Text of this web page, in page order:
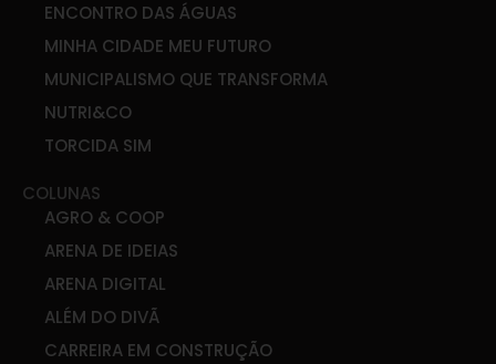
ENCONTRO DAS ÁGUAS
MINHA CIDADE MEU FUTURO
MUNICIPALISMO QUE TRANSFORMA
NUTRI&CO
TORCIDA SIM
COLUNAS
AGRO & COOP
ARENA DE IDEIAS
ARENA DIGITAL
ALÉM DO DIVÃ
CARREIRA EM CONSTRUÇÃO